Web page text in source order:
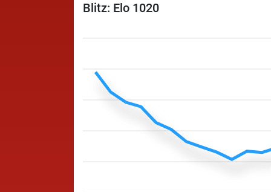
Blitz: Elo 1020